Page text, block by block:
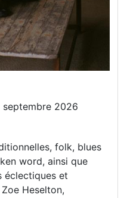
2026
folk, blues
word, ainsi que
éclectiques et
Heselton,